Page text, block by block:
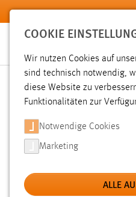
Zum Hauptinhalt springen
Sie sind hier:
Hochschule Aktuelles News der
COOKIE
Wir nutzen Cookies auf
sind technisch notwendig,
diese Website zu
Funktionalitäten zur
Notwendige Cookies
Marketing
ALLE